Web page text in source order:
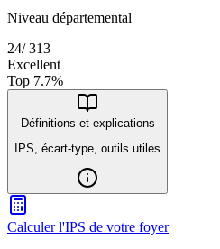
Niveau départemental
24/313
Excellent
Top 7.7%
Définitions et explications
IPS, écart-type, outils utiles
Calculer l'IPS de votre foyer